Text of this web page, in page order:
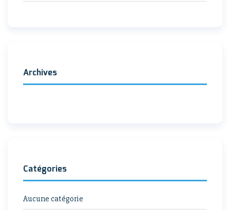
Archives
Catégories
Aucune catégorie